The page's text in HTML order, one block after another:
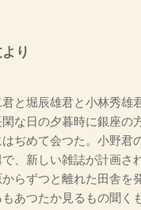
り
と堀辰雄君と小林秀雄
な日の夕暮時に銀座の
ぢめて会つた。小野君
、新しい雑誌が計画さ
らずつと離れた田舎を
あつたか見るもの聞く